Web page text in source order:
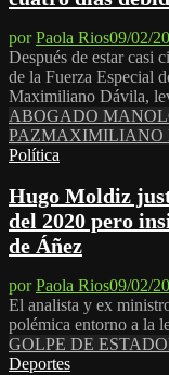
porPaola Rios09/02/
Después de estar casi
de la Fuerza Especial
Maximiliano Dávila,
ABOGADO
PAZMAXIMILIANO
Política
Hugo Moldiz
del 2020 pero
de Áñez
porPaola Rios09/02/
El analista y ex
polémica entorno a la
GOLPE DE ESTADO
Deportes